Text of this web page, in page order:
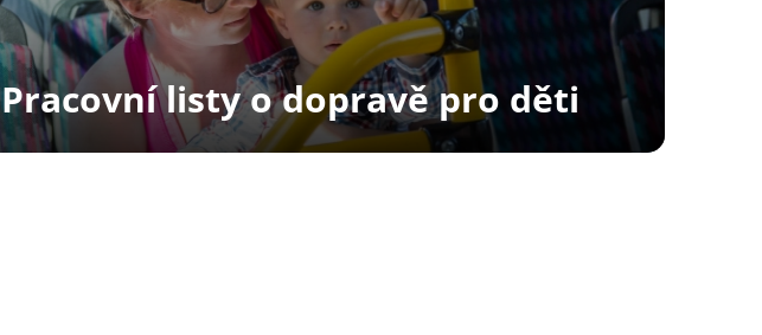
Pracovní listy o dopravě pro děti